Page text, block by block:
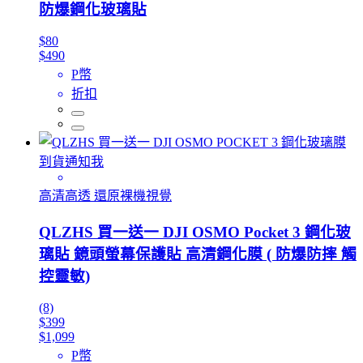
防爆鋼化玻璃貼
$80
$490
P幣
折扣
到貨通知我
高清高透 還原裸機視覺
QLZHS 買一送一 DJI OSMO Pocket 3 鋼化玻
璃貼 鏡頭螢幕保護貼 高清鋼化膜 ( 防爆防摔 觸
控靈敏)
(8)
$399
$1,099
P幣